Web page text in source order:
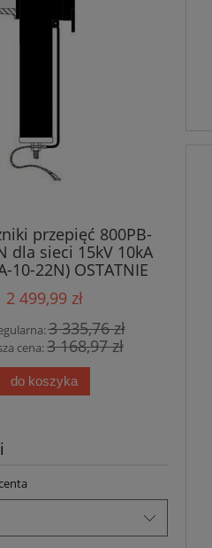
przepięć 800PB-
dla sieci 15kV 10kA
10-22N) OSTATNIE
2 499,99 zł
3 335,76 zł
cena:3 168,97 zł
do koszyka